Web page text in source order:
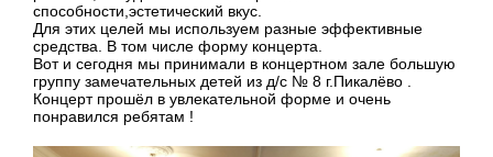
способности,эстетический вкус.
Для этих целей мы используем разные эффективные
средства. В том числе форму концерта.
Вот и сегодня мы принимали в концертном зале большую
группу замечательных детей из д/с № 8 г.Пикалёво .
Концерт прошёл в увлекательной форме и очень
понравился ребятам !